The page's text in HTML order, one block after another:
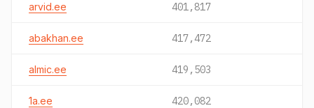
arvid.ee 401,817
abakhan.ee 417,472
almic.ee 419,503
1a.ee 420,082